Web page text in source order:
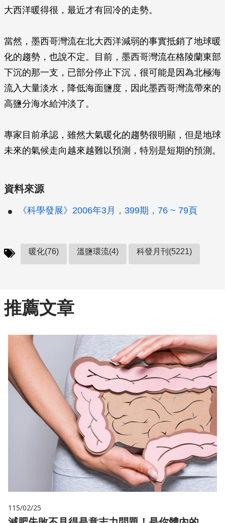
大西洋暖得很，最近才有回冷的走勢。
當然，墨西哥灣流在北大西洋減弱的事實抵銷了地球暖
化的趨勢，也說不定。目前，墨西哥灣流在格陵蘭東部
下沉的那一支，已部分停止下沉，很可能是因為北極海
流入大量淡水，降低海面鹽度，因此墨西哥灣流帶來的
高鹽分海水給沖淡了。
專家目前承認，雖然大氣暖化的趨勢很明顯，但是地球
未來的氣候走向越來越難以預測，特別是短期的預測。
資料來源
《科學發展》2006年3月，399期，76 ~ 79頁
暖化(76) 溫鹽環流(4) 科發月刊(5221)
推薦文章
115/02/25